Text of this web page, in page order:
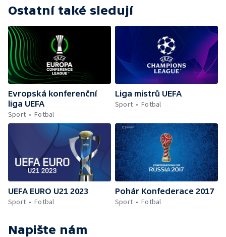
Ostatní také sledují
Evropská konferenční
liga UEFA
Sport
Fotbal
Liga mistrů UEFA
Sport
Fotbal
UEFA EURO U21 2023
Sport
Fotbal
Pohár Konfederace 2017
Sport
Fotbal
Napište nám